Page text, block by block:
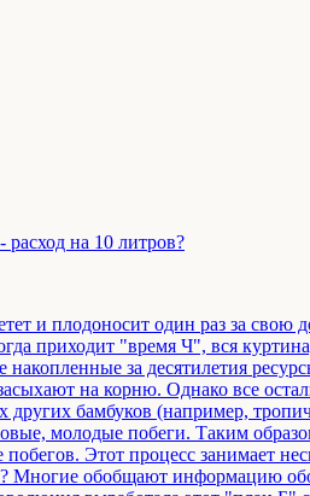
на 10 литров?
и плодоносит один раз за
приходит "время Ч", вся
за десятилетия
на корню. Однако все
бамбуков (например,
молодые побеги. Таким
Этот процесс занимает
обобщают информацию